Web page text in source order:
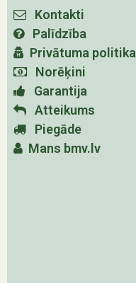
Kontakti
Palīdzība
Privātuma politika
Norēķini
Garantija
Atteikums
Piegāde
Mans bmv.lv